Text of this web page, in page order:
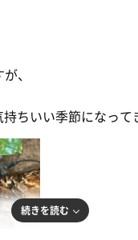
、
ちいい季節になって
続きを読む